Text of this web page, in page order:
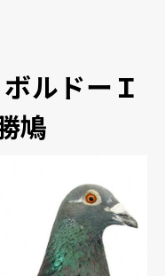
ルドーＩ
鳩